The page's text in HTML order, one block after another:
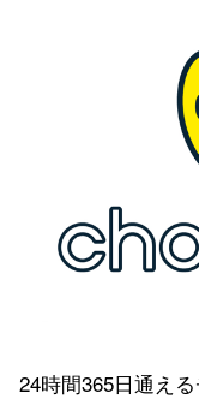
24時間365日通え